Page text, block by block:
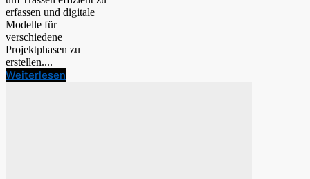
erfassen und digitale
Modelle für
verschiedene
Projektphasen zu
erstellen....
Weiterlesen